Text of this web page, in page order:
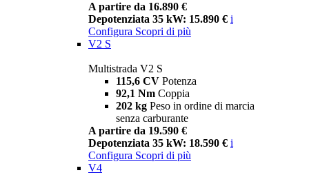
A partire da 16.890 €
Depotenziata 35 kW: 15.890 € i
Configura Scopri di più
V2 S
Multistrada V2 S
115,6 CV Potenza
92,1 Nm Coppia
202 kg Peso in ordine di marcia
senza carburante
A partire da 19.590 €
Depotenziata 35 kW: 18.590 € i
Configura Scopri di più
V4